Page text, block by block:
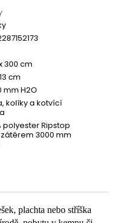
300 cm
cm
mm H2O
kolíky a kotvící
polyester Ripstop
zátěrem 3000 mm
plachta nebo stříška